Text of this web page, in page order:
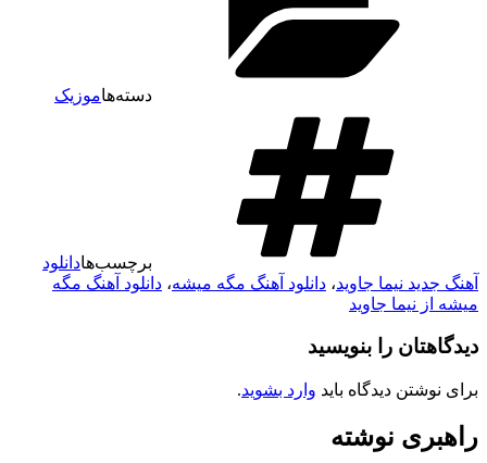
دسته‌هاموزیک
برچسب‌هادانلود
آهنگ جدید نیما جاوید، دانلود آهنگ مگه میشه، دانلود آهنگ مگه
میشه از نیما جاوید
دیدگاهتان را بنویسید
برای نوشتن دیدگاه باید وارد بشوید.
راهبری نوشته